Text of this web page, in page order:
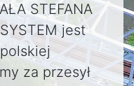
STEFANA
jest
za przesył